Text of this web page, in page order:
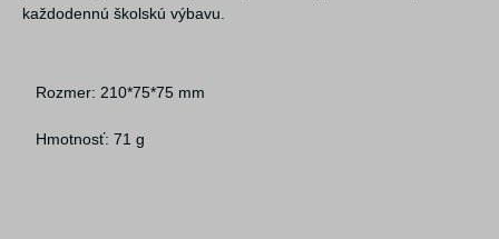
každodennú školskú výbavu.
Rozmer: 210*75*75 mm
Hmotnosť: 71 g